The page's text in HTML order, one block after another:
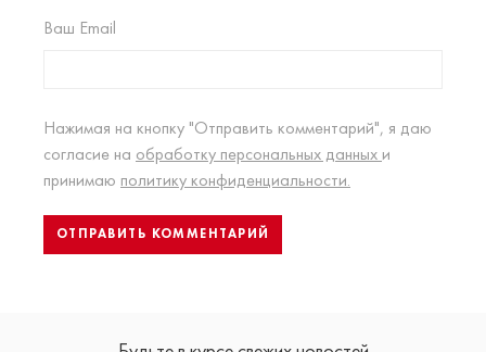
Ваш Email
Нажимая на кнопку "Отправить комментарий", я даю
согласие на обработку персональных данных и
принимаю политику конфиденциальности.